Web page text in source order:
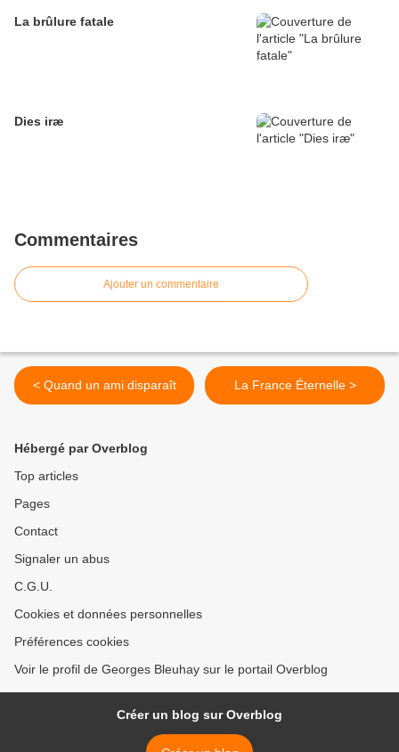
La brûlure fatale
Dies iræ
Commentaires
Ajouter un commentaire
< Quand un ami disparaît La France Éternelle >
Hébergé par Overblog
Top articles
Pages
Contact
Signaler un abus
C.G.U.
Cookies et données personnelles
Préférences cookies
Voir le profil de Georges Bleuhay sur le portail Overblog
Créer un blog sur Overblog